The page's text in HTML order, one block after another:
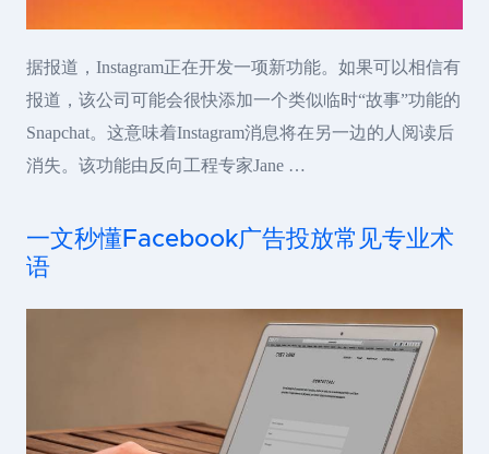
据报道，Instagram正在开发一项新功能。如果可以相信有
报道，该公司可能会很快添加一个类似临时“故事”功能的
Snapchat。这意味着Instagram消息将在另一边的人阅读后
消失。该功能由反向工程专家Jane …
一文秒懂Facebook广告投放常见专业术
语